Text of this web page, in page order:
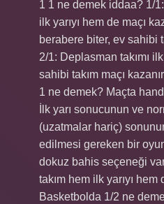
1 1 ne demek iddaa? 1/
ilk yarıyı hem de maçı
berabere biter, ev sahibi
2/1: Deplasman takımı ilk
sahibi takım maçı
1 ne demek? Maçta
İlk yarı sonucunun ve
(uzatmalar hariç)
edilmesi gereken bir
dokuz bahis seçeneği
takım hem ilk yarıyı hem
Basketbolda 1/2 ne